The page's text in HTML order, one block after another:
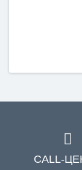
CALL-